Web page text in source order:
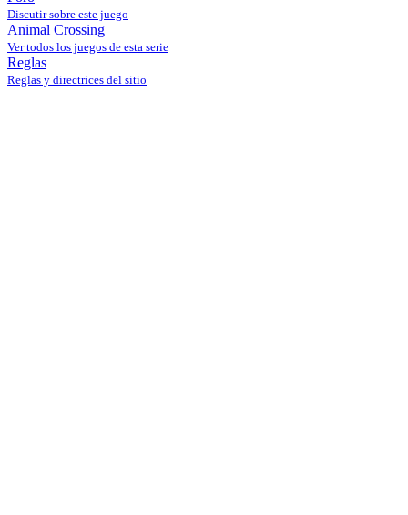
Discutir sobre este juego
Animal Crossing
Ver todos los juegos de esta serie
Reglas
Reglas y directrices del sitio